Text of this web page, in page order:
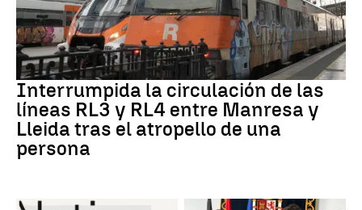
RODALÍES
Interrumpida la circulación de las
líneas RL3 y RL4 entre Manresa y
Lleida tras el atropello de una
persona